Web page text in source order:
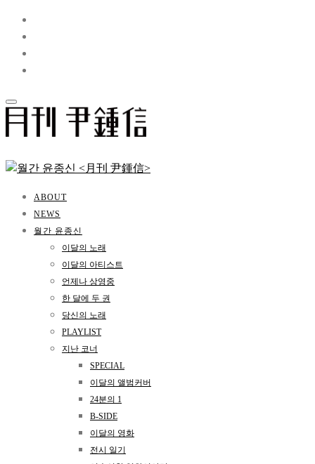
ABOUT
NEWS
월간 윤종신
이달의 노래
이달의 아티스트
언제나 상영중
한 달에 두 권
당신의 노래
PLAYLIST
지난 코너
SPECIAL
이달의 앨범커버
24분의 1
B-SIDE
이달의 영화
전시 일기